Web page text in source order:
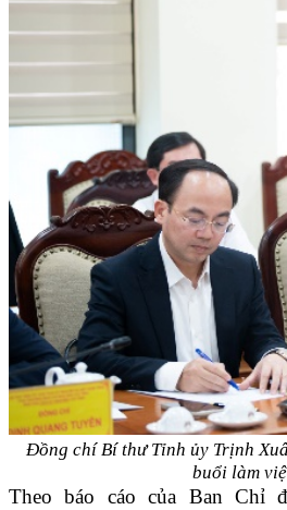
Đồng chí Bí thư Tỉnh ủy Trịnh
buổi làm
Theo báo cáo của Ban Chỉ